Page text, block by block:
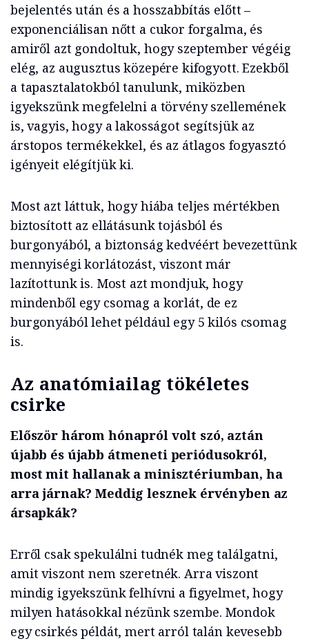
bejelentés után és a hosszabbítás előtt –
exponenciálisan nőtt a cukor forgalma, és
amiről azt gondoltuk, hogy szeptember végéig
elég, az augusztus közepére kifogyott. Ezekből
a tapasztalatokból tanulunk, miközben
igyekszünk megfelelni a törvény szellemének
is, vagyis, hogy a lakosságot segítsjük az
árstopos termékekkel, és az átlagos fogyasztó
igényeit elégítjük ki.
Most azt láttuk, hogy hiába teljes mértékben
biztosított az ellátásunk tojásból és
burgonyából, a biztonság kedvéért bevezettünk
mennyiségi korlátozást, viszont már
lazítottunk is. Most azt mondjuk, hogy
mindenből egy csomag a korlát, de ez
burgonyából lehet például egy 5 kilós csomag
is.
Az anatómiailag tökéletes
csirke
Először három hónapról volt szó, aztán
újabb és újabb átmeneti periódusokról,
most mit hallanak a minisztériumban, ha
arra járnak? Meddig lesznek érvényben az
ársapkák?
Erről csak spekulálni tudnék meg találgatni,
amit viszont nem szeretnék. Arra viszont
mindig igyekszünk felhívni a figyelmet, hogy
milyen hatásokkal nézünk szembe. Mondok
egy csirkés példát, mert arról talán kevesebb